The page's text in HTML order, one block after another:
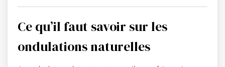
Ce qu’il faut savoir sur les
ondulations naturelles